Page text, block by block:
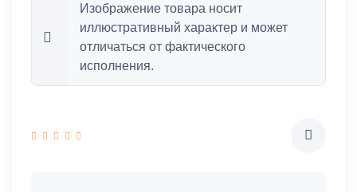
Изображение товара носит
иллюстративный характер и может
отличаться от фактического
исполнения.